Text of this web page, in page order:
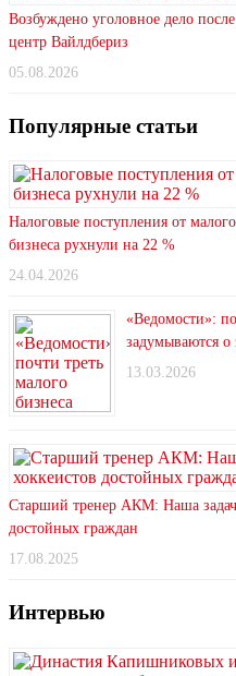
Возбуждено уголовное дело
центр Вайлдбериз
05.08.2026
Популярные статьи
Налоговые поступления от
бизнеса рухнули на 22 %
24.04.2026
«Ведомости»:
задумываются о
13.03.2026
Старший тренер АКМ: Наша
достойных граждан
17.08.2025
Интервью